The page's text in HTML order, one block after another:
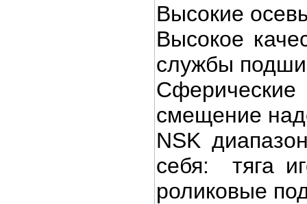
Высокие
Высокое
службы
смещение
NSK
себя: тяга
роликовые